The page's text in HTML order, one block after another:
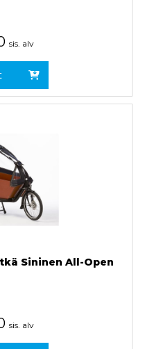
sis. alv
Sininen All-Open
sis. alv